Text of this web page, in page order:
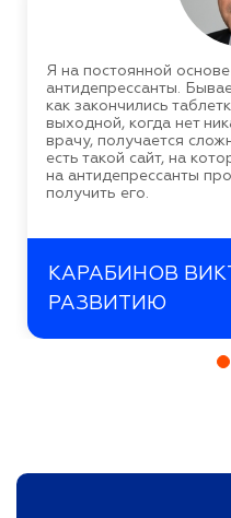
Я на постоянной
антидепрессанты.
как закончились
выходной, когда нет
врачу, получается
есть такой сайт, на
на антидепрессанты
получить его.
КАРАБИНОВ
РАЗВИТИЮ